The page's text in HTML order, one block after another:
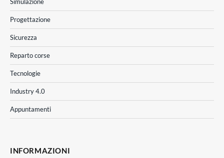
Simulazione
Progettazione
Sicurezza
Reparto corse
Tecnologie
Industry 4.0
Appuntamenti
INFORMAZIONI